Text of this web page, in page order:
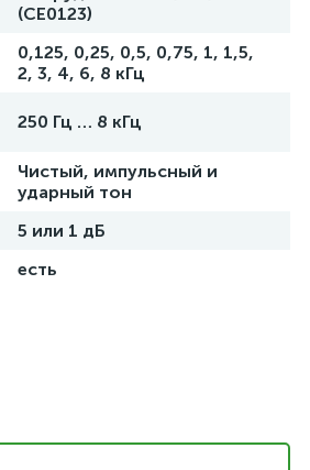
(CE0123)
0,125, 0,25, 0,5, 0,75, 1, 1,5,
2, 3, 4, 6, 8 кГц
250 Гц … 8 кГц
Чистый, импульсный и
ударный тон
5 или 1 дБ
есть